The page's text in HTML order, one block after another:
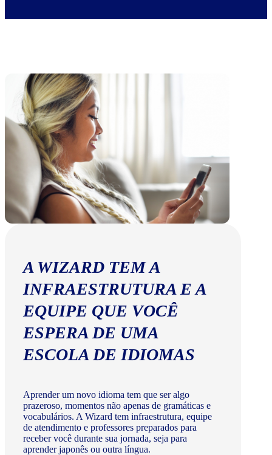
A WIZARD TEM A
INFRAESTRUTURA E A
EQUIPE QUE VOCÊ
ESPERA DE UMA
ESCOLA DE IDIOMAS
Aprender um novo idioma tem que ser algo
prazeroso, momentos não apenas de gramáticas e
vocabulários. A Wizard tem infraestrutura, equipe
de atendimento e professores preparados para
receber você durante sua jornada, seja para
aprender japonês ou outra língua.